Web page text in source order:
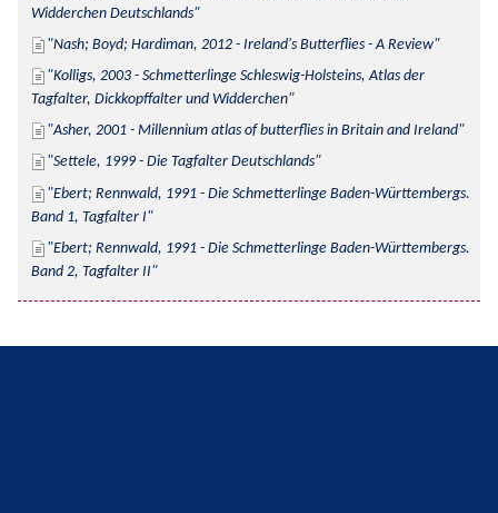
Widderchen Deutschlands
Nash; Boyd; Hardiman, 2012 - Ireland's Butterflies - A Review
Kolligs, 2003 - Schmetterlinge Schleswig-Holsteins, Atlas der
Tagfalter, Dickkopffalter und Widderchen
Asher, 2001 - Millennium atlas of butterflies in Britain and Ireland
Settele, 1999 - Die Tagfalter Deutschlands
Ebert; Rennwald, 1991 - Die Schmetterlinge Baden-Württembergs.
Band 1, Tagfalter I
Ebert; Rennwald, 1991 - Die Schmetterlinge Baden-Württembergs.
Band 2, Tagfalter II